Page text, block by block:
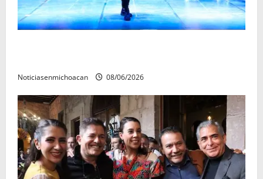
Noticiasenmichoacan 08/06/2026